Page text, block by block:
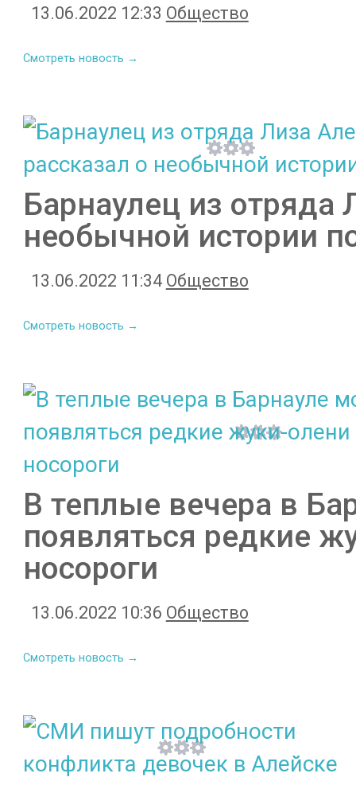
13.06.2022 12:33 Общество
Смотреть новость →
Барнаулец из отряда
необычной истории
13.06.2022 11:34 Общество
Смотреть новость →
В теплые вечера в
появляться редкие
носороги
13.06.2022 10:36 Общество
Смотреть новость →